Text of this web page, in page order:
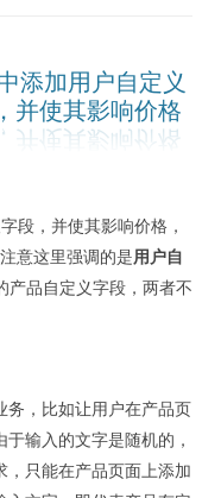
添加用户自定义
并使其影响价格
段，并使其影响价格，
意这里强调的是用户自
产品自定义字段，两者不
务，比如让用户在产品页
输入的文字是随机的，
，只能在产品页面上添加